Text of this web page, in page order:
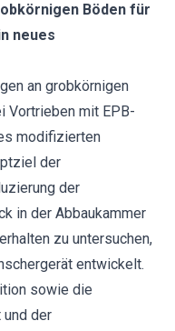
Böden für
neues
an grobkörnigen
Vortrieben mit EPB-
modifizierten
der
der
in der Abbaukammer
zu untersuchen,
entwickelt.
sowie die
und der